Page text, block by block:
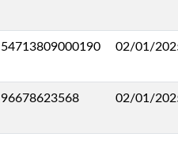
54713809000190 02/01/
96678623568 02/01/